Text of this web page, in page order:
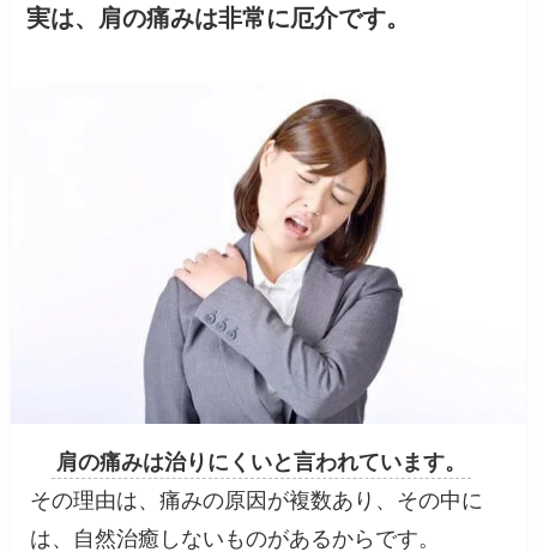
実は、肩の痛みは非常に厄介です。
肩の痛みは治りにくいと言われています。
その理由は、痛みの原因が複数あり、その中に
は、自然治癒しないものがあるからです。